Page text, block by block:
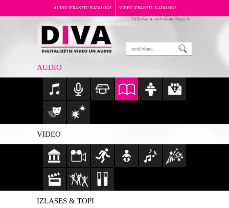
AUDIO IERAKSTU KATALOGS VIDEO IERAKSTU KATALOGS
PAR PORTĀLU
Tulkošanu nodrošina Hugo.lv
AUDIO
VIDEO
IZLASES & TOPI